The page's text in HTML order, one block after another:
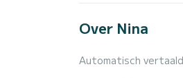
Over Nina
Automatisch